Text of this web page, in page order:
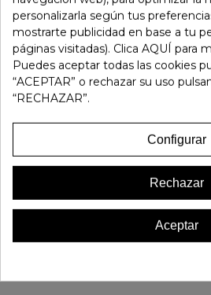
Añadir Al
Referencia: 134629
Marca: Dorking
Favorito 0
16 OTROS PRODUCTOS EN LA
personalizarla según tus
mostrarte publicidad en base a tu
páginas visitadas). Clica AQUÍ para
Puedes aceptar todas las cookies
“ACEPTAR” o rechazar su uso
“RECHAZAR”.
Configurar
Rechazar
Aceptar